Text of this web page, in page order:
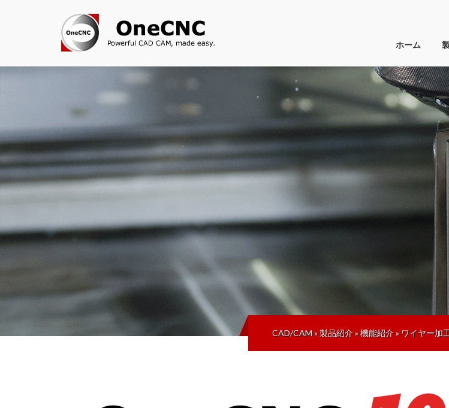
ホーム
CAD/CAM»製品紹介»機能紹介» ワイヤー加